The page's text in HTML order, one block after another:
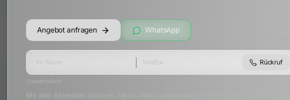
Angebot anfragen WhatsApp
Rückruf
Unverbindlich
Mit dem Absenden stimmen Sie zu, dass LuxuryLeasing Ihre Angaben verwendet, um